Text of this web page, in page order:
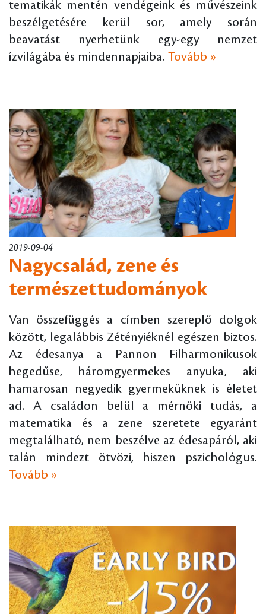
tematikák mentén vendégeink és művészeink
beszélgetésére kerül sor, amely során
beavatást nyerhetünk egy-egy nemzet
ízvilágába és mindennapjaiba. Tovább »
2019-09-04
Nagycsalád, zene és
természettudományok
Van összefüggés a címben szereplő dolgok
között, legalábbis Zétényiéknél egészen biztos.
Az édesanya a Pannon Filharmonikusok
hegedűse, háromgyermekes anyuka, aki
hamarosan negyedik gyermeküknek is életet
ad. A családon belül a mérnöki tudás, a
matematika és a zene szeretete egyaránt
megtalálható, nem beszélve az édesapáról, aki
talán mindezt ötvözi, hiszen pszichológus.
Tovább »